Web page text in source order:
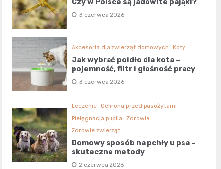
Czy w Polsce są jadowite pająki?
3 czerwca 2026
Akcesoria dla zwierząt domowych Koty
Jak wybrać poidło dla kota –
pojemność, filtr i głośność pracy
3 czerwca 2026
Leczenie
Ochrona przed pasożytami
Pielęgnacja pupila
Zdrowie
Zdrowie zwierząt
Domowy sposób na pchły u psa –
skuteczne metody
2 czerwca 2026